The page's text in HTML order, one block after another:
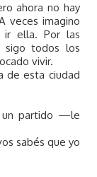
ahora no hay
veces imagino
ir ella. Por las
sigo todos los
vivir.
de esta ciudad
un partido —le
sabés que yo